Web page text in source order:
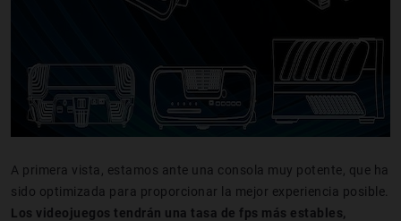
A primera vista, estamos ante una consola muy potente, que ha
sido optimizada para proporcionar la mejor experiencia posible.
Los videojuegos tendrán una tasa de fps más estables,